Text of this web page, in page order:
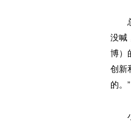
总
没喊
博）
创新
的。”
小